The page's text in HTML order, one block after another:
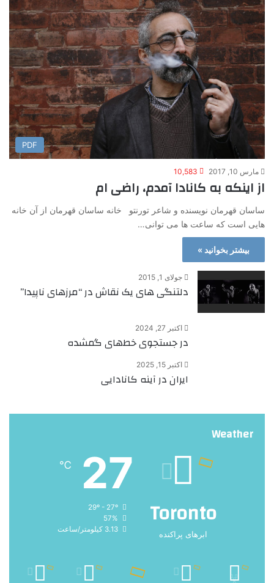
PDF
مارس 10, 2017 10,583
از اینکه به کانادا آمدم، راضی ام
ساسان قهرمان نویسنده و شاعر تورنتو خانه ساسان قهرمان از آن خانه
هایی است که ساعت ها می توانی…
بیشتر بخوانید »
جولای 1, 2015
دلتنگی های یک نقاش در “مرزهای ناپیدا”
اکتبر 27, 2024
در جستجوی خط‌های گمشده
اکتبر 15, 2025
ایران در آینه کانادایی
Weather
Toronto
ابرهای پراکنده
27
℃
57%
3.13 کیلومتر/ساعت